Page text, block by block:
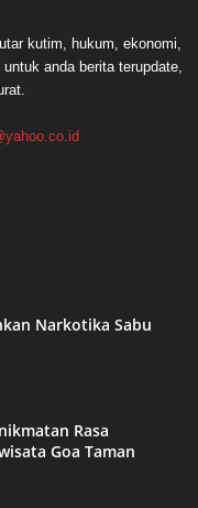
kutim, hukum, ekonomi,
anda berita terupdate,
Narkotika Sabu
Rasa
Goa Taman